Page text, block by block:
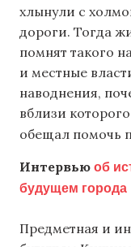
хлынули с
дороги. Тогда
помнят такого
и местные
наводнения,
вблизи
обещал помочь
Интервью об
будущем города
Предметная и